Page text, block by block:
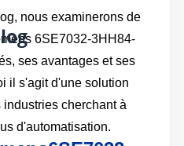
nous examinerons de
6SE7032-3HH84-
ses avantages et ses
il s'agit d'une solution
cherchant à
d'automatisation.